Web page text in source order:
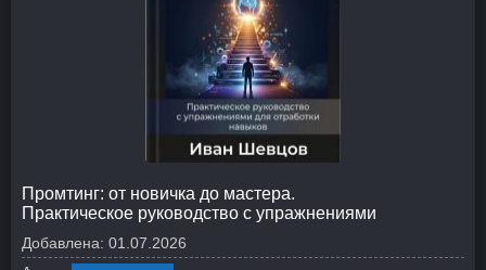
Промтинг: от новичка до мастера.
Практическое руководство с упражнениями
Добавлена: 01.07.2026